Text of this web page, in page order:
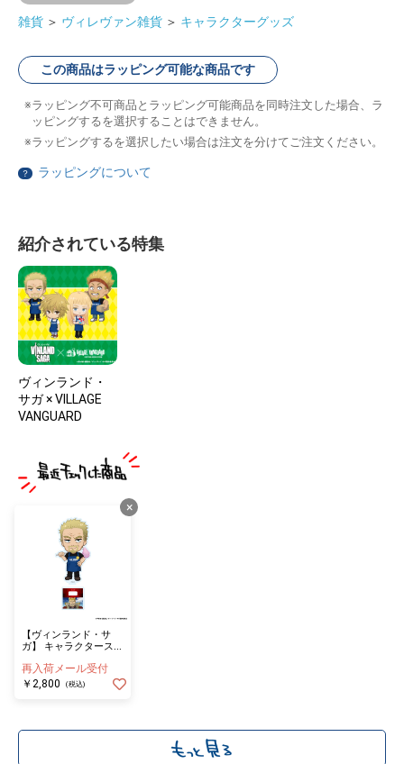
雑貨 ＞ ヴィレヴァン雑貨 ＞ キャラクターグッズ
この商品はラッピング可能な商品です
ラッピング不可商品とラッピング可能商品を同時注文した場合、ラ
ッピングするを選択することはできません。
ラッピングするを選択したい場合は注文を分けてご注文ください。
？ ラッピングについて
紹介されている特集
ヴィンランド・
サガ × VILLAGE
VANGUARD
×
【ヴィンランド・サ
ガ】 キャラクタースタ
再入荷メール受付
￥2,800
(税込)